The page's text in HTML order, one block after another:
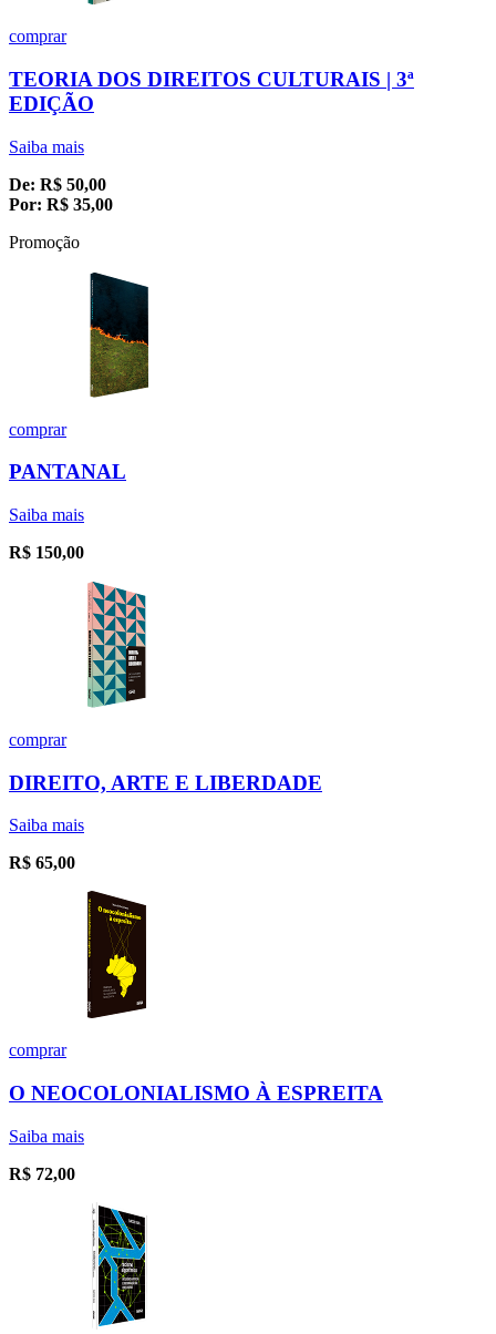
comprar
TEORIA DOS DIREITOS CULTURAIS | 3ª
EDIÇÃO
Saiba mais
De: R$ 50,00
Por: R$ 35,00
Promoção
comprar
PANTANAL
Saiba mais
R$ 150,00
comprar
DIREITO, ARTE E LIBERDADE
Saiba mais
R$ 65,00
comprar
O NEOCOLONIALISMO À ESPREITA
Saiba mais
R$ 72,00